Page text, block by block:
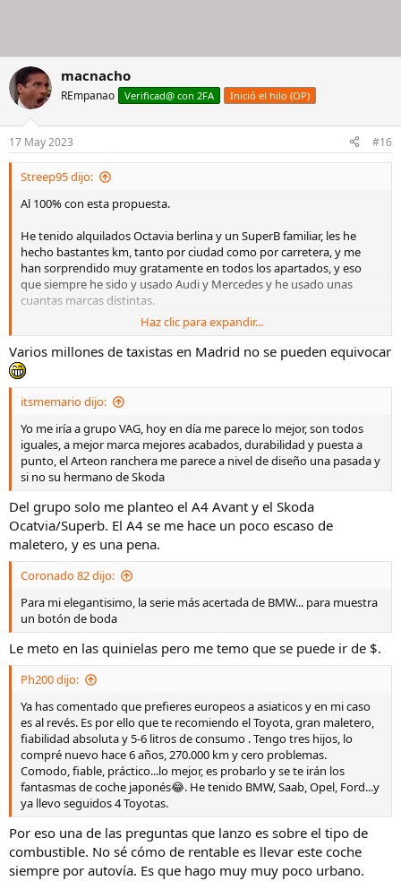
De hecho si hay alguien del gremio que maneje este tipo de coches
yo encantado de hacer business.
Gracias gracias gracias!!
Una tablita que he encontrado con algunos rancheras en base a
medidas y volumen maletero:
Ver el archivos adjunto 2634863
macnacho
REmpanao Verificad@ con 2FA Inició el hilo (OP)
17 May 2023 #16
Streep95 dijo:
Al 100% con esta propuesta.
He tenido alquilados Octavia berlina y un SuperB familiar, les he
hecho bastantes km, tanto por ciudad como por carretera, y me
han sorprendido muy gratamente en todos los apartados, y eso
que siempre he sido y usado Audi y Mercedes y he usado unas
cuantas marcas distintas.
Octavia o SuperB familiar (este tiene unas dimensiones y amplitud
en habitáculo y maletero que no he visto en ningún vehículo de su
clase).
Motor, desde 130 hasta 200 cv van de cine y mueven los vehículos
muy bien con consumos comedidos.
Haz clic para expandir...
Varios millones de taxistas en Madrid no se pueden equivocar
itsmemario dijo:
Yo me iría a grupo VAG, hoy en día me parece lo mejor, son todos
iguales, a mejor marca mejores acabados, durabilidad y puesta a
punto, el Arteon ranchera me parece a nivel de diseño una pasada y
si no su hermano de Skoda
Del grupo solo me planteo el A4 Avant y el Skoda
Ocatvia/Superb. El A4 se me hace un poco escaso de
maletero, y es una pena.
Coronado 82 dijo:
Para mi elegantisimo, la serie más acertada de BMW... para muestra
un botón de boda
Le meto en las quinielas pero me temo que se puede ir de $.
Ph200 dijo:
Ya has comentado que prefieres europeos a asiaticos y en mi caso
es al revés. Es por ello que te recomiendo el Toyota, gran maletero,
fiabilidad absoluta y 5-6 litros de consumo . Tengo tres hijos, lo
compré nuevo hace 6 años, 270.000 km y cero problemas.
Comodo, fiable, práctico...lo mejor, es probarlo y se te irán los
fantasmas de coche japonés😂. He tenido BMW, Saab, Opel, Ford...y
ya llevo seguidos 4 Toyotas.
Por eso una de las preguntas que lanzo es sobre el tipo de
combustible. No sé cómo de rentable es llevar este coche
siempre por autovía. Es que hago muy muy poco urbano.